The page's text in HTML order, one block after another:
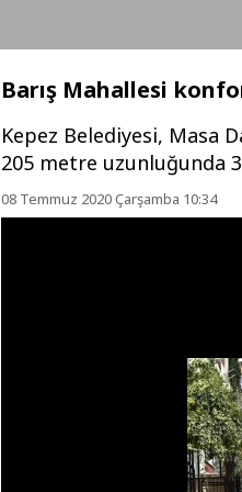
Barış Mahallesi
Kepez Belediyesi, Masa
205 metre uzunluğunda
08 Temmuz 2020 Çarşamba 10:34